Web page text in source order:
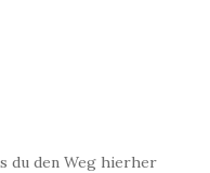
du den Weg hierher